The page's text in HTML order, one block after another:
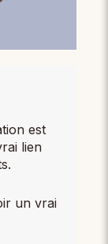
est
lien
un vrai